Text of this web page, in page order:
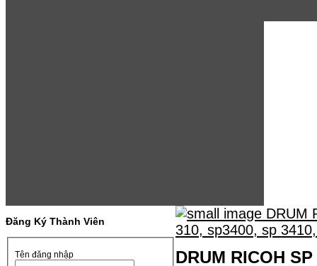
Đăng Ký Thành Viên
Tên đăng nhập
DRUM RICOH